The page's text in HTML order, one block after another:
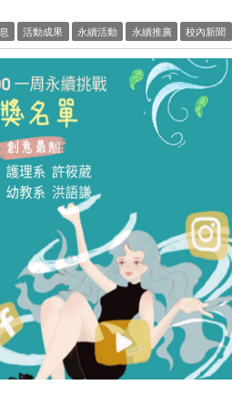
活動成果 永續活動 永續推廣 校內新聞